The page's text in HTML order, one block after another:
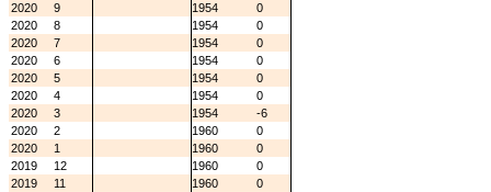
2020
9 1954
0
2020
8 1954
0
2020
7 1954
0
2020
6 1954
0
2020
5 1954
0
2020
4 1954
0
2020
3 1954
-6
2020
2 1960
0
2020
1 1960
0
2019
12 1960
0
2019
11 1960
0